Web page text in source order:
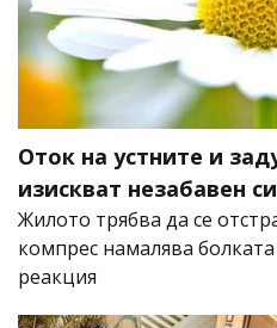
Оток на устните и
изискват незабавен
Жилото трябва да се
компрес намалява
реакция